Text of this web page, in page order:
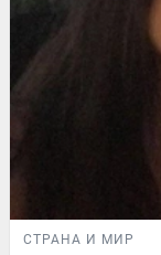
СТРАНА И МИР